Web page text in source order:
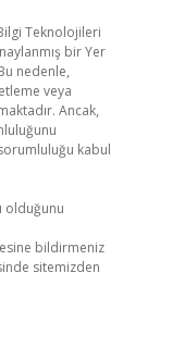
Teknolojileri
bir Yer
nedenle,
veya
Ancak,
kabul
olduğunu
bildirmeniz
sitemizden